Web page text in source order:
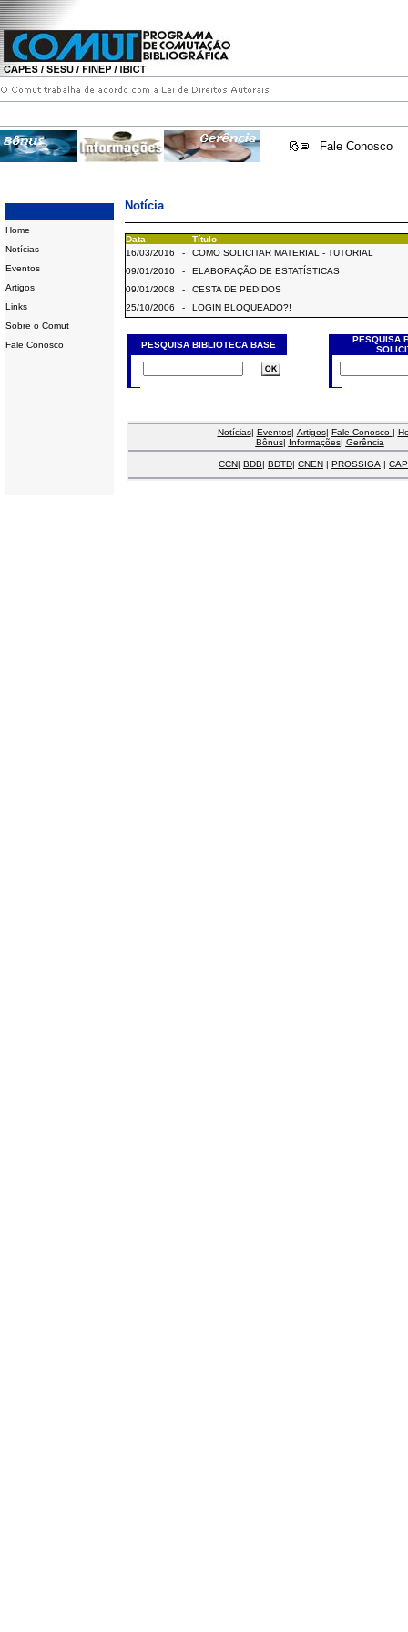
Fale Conosco
Home
Notícias
Eventos
Artigos
Links
Sobre o Comut
Fale Conosco
Notícia
Data
Título
16/03/2016
-
COMO SOLICITAR MATERIAL - TUTORIAL
09/01/2010
-
ELABORAÇÃO DE ESTATÍSTICAS
09/01/2008
-
CESTA DE PEDIDOS
25/10/2006
- LOGIN BLOQUEADO?!
PESQUISA BIBLIOTECA BASE
PESQUISA
Notícias| Eventos| Artigos| Fale Conosco |
Bônus| Informações| Gerência
CCN| BDB| BDTD| CNEN | PROSSIGA |